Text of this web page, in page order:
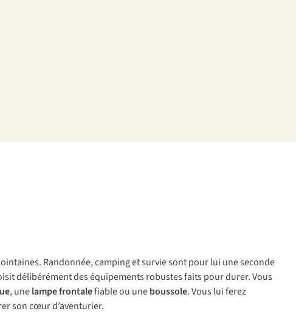
Randonnée, camping et survie sont pour lui une seconde
délibérément des équipements robustes faits pour durer. Vous
, unelampe frontalefiable ou uneboussole. Vous lui ferez
son cœur d’aventurier.